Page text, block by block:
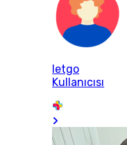
letgo
Kullanıcısı